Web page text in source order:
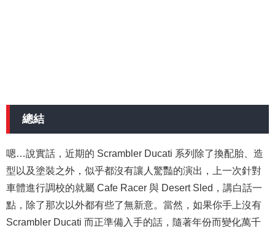
總結
嗯…說實話，近期的 Scrambler Ducati 系列除了換配胎、造
型以及塗裝之外，似乎都沒有讓人驚豔的演出，上一次針對
車體進行調校的就屬 Cafe Racer 與 Desert Sled，講白話一
點，除了那次以外都有些了無新意。當然，如果你手上沒有
Scrambler Ducati 而正準備入手的話，隨著年份而變化萬千